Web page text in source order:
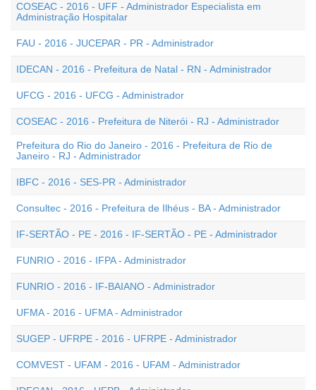
COSEAC - 2016 - UFF - Administrador Especialista em
Administração Hospitalar
FAU - 2016 - JUCEPAR - PR - Administrador
IDECAN - 2016 - Prefeitura de Natal - RN - Administrador
UFCG - 2016 - UFCG - Administrador
COSEAC - 2016 - Prefeitura de Niterói - RJ - Administrador
Prefeitura do Rio do Janeiro - 2016 - Prefeitura de Rio de
Janeiro - RJ - Administrador
IBFC - 2016 - SES-PR - Administrador
Consultec - 2016 - Prefeitura de Ilhéus - BA - Administrador
IF-SERTÃO - PE - 2016 - IF-SERTÃO - PE - Administrador
FUNRIO - 2016 - IFPA - Administrador
FUNRIO - 2016 - IF-BAIANO - Administrador
UFMA - 2016 - UFMA - Administrador
SUGEP - UFRPE - 2016 - UFRPE - Administrador
COMVEST - UFAM - 2016 - UFAM - Administrador